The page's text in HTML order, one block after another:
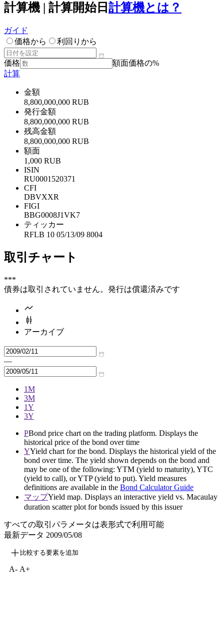
計算機 | 計算開始日 計算機とは？
ガイド
価格から
利回りから
価格
額面価格の%
計算
金額
8,800,000,000 RUB
発行金額
8,800,000,000 RUB
残高金額
8,800,000,000 RUB
額面
1,000 RUB
ISIN
RU0001520371
CFI
DBVXXR
FIGI
BBG0008J1VK7
ティッカー
RFLB 10 05/13/09 8004
取引チャート
***
債券は取引されていません。発行は償還済みです
アーカイブ
—
1M
3M
1Y
3Y
PBond price chart on the trading platform. Displays the
historical price of the bond over time
YYield chart for the bond. Displays the historical yield of the
bond over time. The yield shown depends on the bond and
may be one of the following: YTM (yield to maturity), YTC
(yield to call), or YTP (yield to put). Yield measures
definitions are available in the Bond Calculator Guide
マップYield map. Displays an interactive yield vs. Macaulay
duration scatter plot for bonds issued by this issuer
すべての取引パラメータは表形式で利用可能
最新データ 2009/05/08
比較する要素を追加